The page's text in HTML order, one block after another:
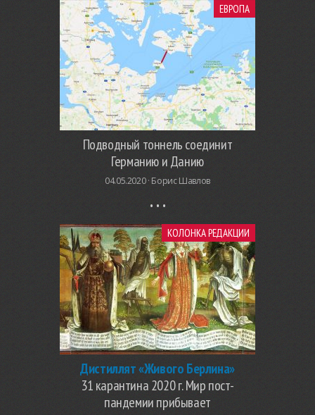
ЕВРОПА
Подводный тоннель соединит
Германию и Данию
04.05.2020 · Борис Шавлов
КОЛОНКА РЕДАКЦИИ
Дистиллят «Живого Берлина»
31 карантина 2020 г. Мир пост-
пандемии прибывает